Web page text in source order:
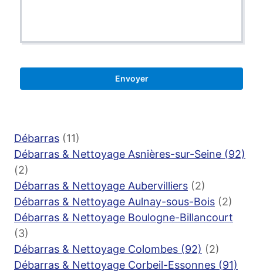
Débarras (11)
Débarras & Nettoyage Asnières-sur-Seine (92)
(2)
Débarras & Nettoyage Aubervilliers (2)
Débarras & Nettoyage Aulnay-sous-Bois (2)
Débarras & Nettoyage Boulogne-Billancourt
(3)
Débarras & Nettoyage Colombes (92) (2)
Débarras & Nettoyage Corbeil-Essonnes (91)